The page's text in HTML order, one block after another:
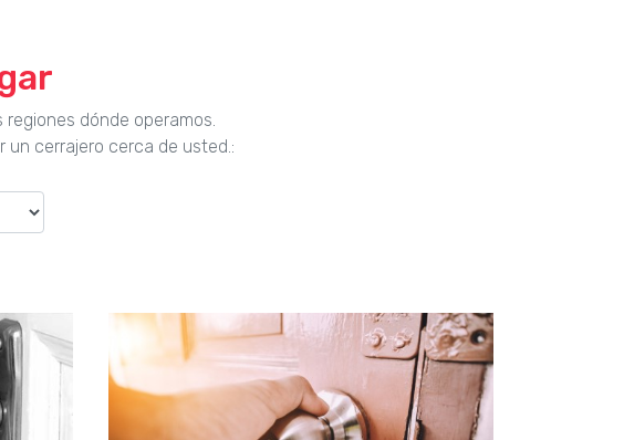
dónde operamos.
un cerrajero cerca de usted.: